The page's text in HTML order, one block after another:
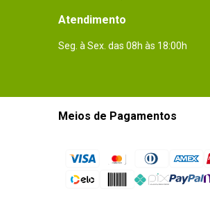
Atendimento
Seg. à Sex. das 08h às 18:00h
Meios de Pagamentos